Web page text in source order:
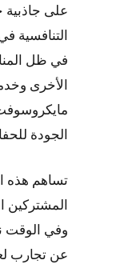
على
التنافسية
في ظل
الأخرى
الجودة
تساهم هذه
المشتركين
وفي الوقت
عن تجارب